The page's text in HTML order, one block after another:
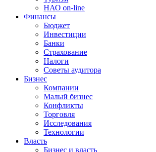
НАО on-line
Финансы
Бюджет
Инвестиции
Банки
Страхование
Налоги
Советы аудитора
Бизнес
Компании
Малый бизнес
Конфликты
Торговля
Исследования
Технологии
Власть
Бизнес и власть